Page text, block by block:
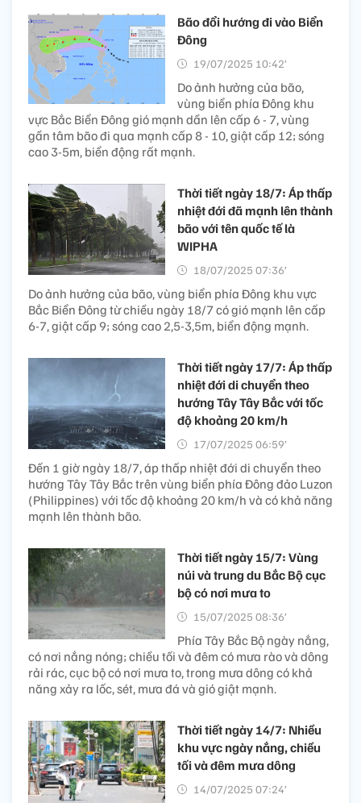
Bão đổi hướng đi vào Biển
Đông
19/07/2025 10:42’
Do ảnh hưởng của bão,
vùng biển phía Đông khu
vực Bắc Biển Đông gió mạnh dần lên cấp 6 - 7, vùng
gần tâm bão đi qua mạnh cấp 8 - 10, giật cấp 12; sóng
cao 3-5m, biển động rất mạnh.
Thời tiết ngày 18/7: Áp thấp
nhiệt đới đã mạnh lên thành
bão với tên quốc tế là
WIPHA
18/07/2025 07:36’
Do ảnh hưởng của bão, vùng biển phía Đông khu vực
Bắc Biển Đông từ chiều ngày 18/7 có gió mạnh lên cấp
6-7, giật cấp 9; sóng cao 2,5-3,5m, biển động mạnh.
Thời tiết ngày 17/7: Áp thấp
nhiệt đới di chuyển theo
hướng Tây Tây Bắc với tốc
độ khoảng 20 km/h
17/07/2025 06:59’
Đến 1 giờ ngày 18/7, áp thấp nhiệt đới di chuyển theo
hướng Tây Tây Bắc trên vùng biển phía Đông đảo Luzon
(Philippines) với tốc độ khoảng 20 km/h và có khả năng
mạnh lên thành bão.
Thời tiết ngày 15/7: Vùng
núi và trung du Bắc Bộ cục
bộ có nơi mưa to
15/07/2025 08:36’
Phía Tây Bắc Bộ ngày nắng,
có nơi nắng nóng; chiều tối và đêm có mưa rào và dông
rải rác, cục bộ có nơi mưa to, trong mưa dông có khả
năng xảy ra lốc, sét, mưa đá và gió giật mạnh.
Thời tiết ngày 14/7: Nhiều
khu vực ngày nắng, chiều
tối và đêm mưa dông
14/07/2025 07:24’